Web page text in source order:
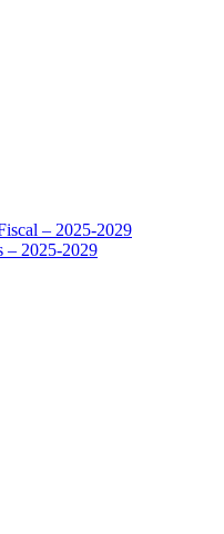
– 2025-2029
– 2025-2029